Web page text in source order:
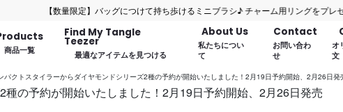
【数量限定】バッグにつけて持ち歩けるミニブラシ♪ チャーム用リングをプレゼント
商品一覧
Find My Tangle
Teezer
最適なアイテムを見つける
About Us
私たちについ
て
Contact
お問い合わ
せ
オ
文
パクトスタイラーからダイヤモンドシリーズ2種の予約が開始いたしました！2月19日予約開始、2月26日発
の予約が開始いたしました！2月19日予約開始、2月26日発売